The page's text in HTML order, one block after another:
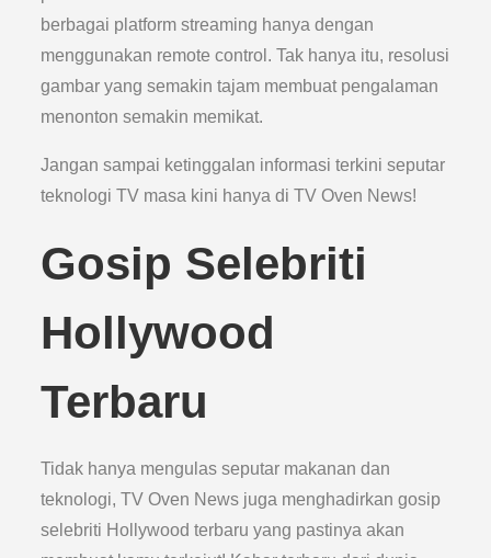
berbagai platform streaming hanya dengan
menggunakan remote control. Tak hanya itu, resolusi
gambar yang semakin tajam membuat pengalaman
menonton semakin memikat.
Jangan sampai ketinggalan informasi terkini seputar
teknologi TV masa kini hanya di TV Oven News!
Gosip Selebriti
Hollywood
Terbaru
Tidak hanya mengulas seputar makanan dan
teknologi, TV Oven News juga menghadirkan gosip
selebriti Hollywood terbaru yang pastinya akan